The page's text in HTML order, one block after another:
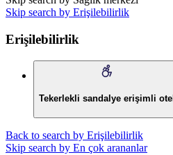
Skip search by Erişilebilirlik
Erişilebilirlik
Tekerlekli sandalye erişimli otel
Back to search by Erişilebilirlik
Skip search by En çok arananlar